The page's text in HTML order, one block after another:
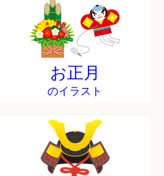
お正月
のイラスト